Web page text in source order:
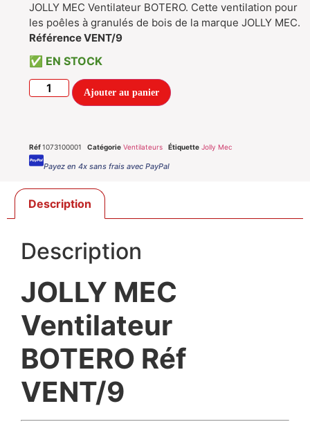
JOLLY MEC Ventilateur BOTERO. Cette ventilation pour
les poêles à granulés de bois de la marque JOLLY MEC.
Référence VENT/9
EN STOCK
Ajouter au panier
Réf1073100001 Catégorie Ventilateurs Étiquette Jolly Mec
Payez en 4x sans frais avec PayPal
Description
Description
JOLLY MEC
Ventilateur
BOTERO Réf
VENT/9